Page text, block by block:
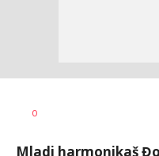
AUTOR
0
Mladi harmonikaš